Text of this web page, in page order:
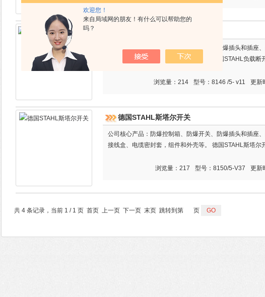
欢迎您！
来自局域网的朋友！有什么可以帮助您的
吗？
公司核心产品：防爆控制箱、防爆开关、防爆插头和插座
接线盒、电缆密封套，组件和外壳等。 德国STAHL负载断
更新
型号：8146 /5- v11
浏览量：214
德国STAHL斯塔尔开关
公司核心产品：防爆控制箱、防爆开关、防爆插头和插座
接线盒、电缆密封套，组件和外壳等。 德国STAHL斯塔尔
更新
型号：8150/5-V37
浏览量：217
共 4 条记录，当前 1 / 1 页 首页 上一页 下一页 末页 跳转到第 页